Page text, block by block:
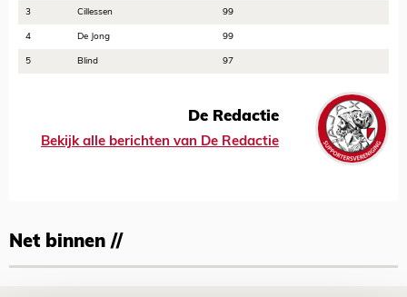
3 Cillessen 99
4 De Jong 99
5 Blind 97
De Redactie
Bekijk alle berichten van De Redactie
Net binnen //